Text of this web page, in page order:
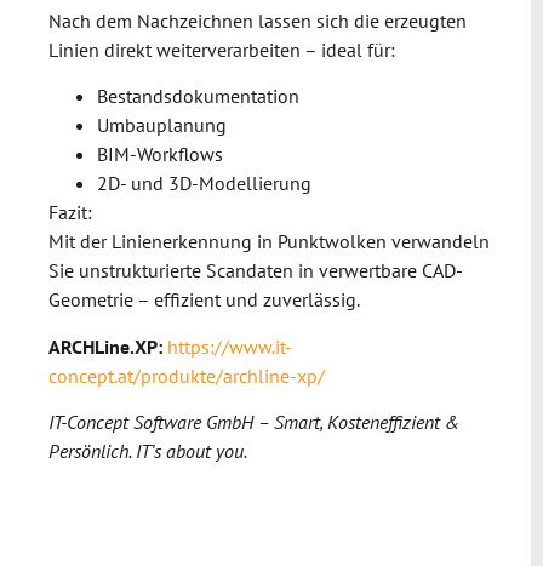
Nach dem Nachzeichnen lassen sich die erzeugten
Linien direkt weiterverarbeiten – ideal für:
Bestandsdokumentation
Umbauplanung
BIM-Workflows
2D- und 3D-Modellierung
Fazit:
Mit der Linienerkennung in Punktwolken verwandeln
Sie unstrukturierte Scandaten in verwertbare CAD-
Geometrie – effizient und zuverlässig.
ARCHLine.XP: https://www.it-
concept.at/produkte/archline-xp/
IT-Concept Software GmbH – Smart, Kosteneffizient &
Persönlich. IT’s about you.